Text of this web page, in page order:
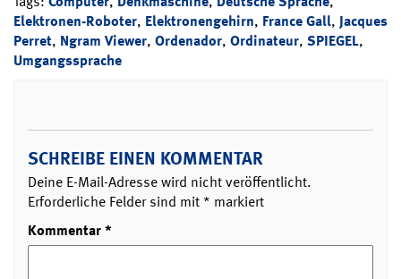
Elektronen-Roboter, Elektronengehirn, France Gall, Jacques
Perret, Ngram Viewer, Ordenador, Ordinateur, SPIEGEL,
Umgangssprache
SCHREIBE EINEN KOMMENTAR
Deine E-Mail-Adresse wird nicht veröffentlicht.
Erforderliche Felder sind mit * markiert
Kommentar*